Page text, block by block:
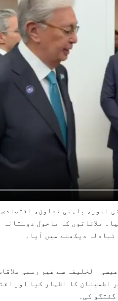
امور، باہمی تعاون،
ملاقاتوں کا ماحول دوستانہ
دیکھنے میں آیا۔
الخلیفہ سے غیر رسمی
اطمینان کا اظہار کیا اور
کی۔